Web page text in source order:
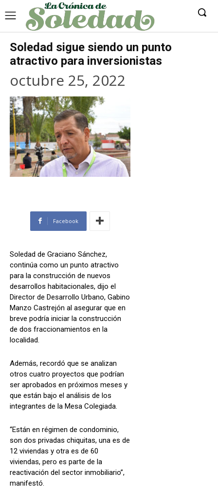
Soledad sigue siendo un punto
atractivo para inversionistas
octubre 25, 2022
Facebook
Soledad de Graciano Sánchez,
continúa como un punto atractivo
para la construcción de nuevos
desarrollos habitacionales, dijo el
Director de Desarrollo Urbano, Gabino
Manzo Castrejón al asegurar que en
breve podría iniciar la construcción
de dos fraccionamientos en la
localidad.
Además, recordó que se analizan
otros cuatro proyectos que podrían
ser aprobados en próximos meses y
que están bajo el análisis de los
integrantes de la Mesa Colegiada.
“Están en régimen de condominio,
son dos privadas chiquitas, una es de
12 viviendas y otra es de 60
viviendas, pero es parte de la
reactivación del sector inmobiliario”,
manifestó.